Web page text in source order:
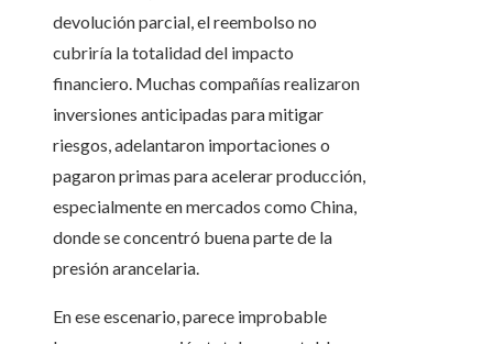
devolución parcial, el reembolso no
cubriría la totalidad del impacto
financiero. Muchas compañías realizaron
inversiones anticipadas para mitigar
riesgos, adelantaron importaciones o
pagaron primas para acelerar producción,
especialmente en mercados como China,
donde se concentró buena parte de la
presión arancelaria.
En ese escenario, parece improbable